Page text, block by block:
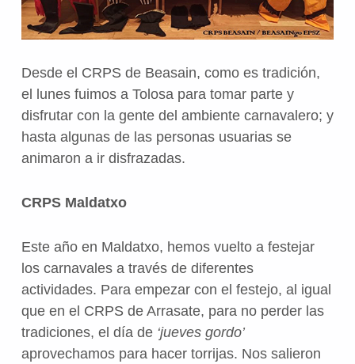
Desde el CRPS de Beasain, como es tradición,
el lunes fuimos a Tolosa para tomar parte y
disfrutar con la gente del ambiente carnavalero; y
hasta algunas de las personas usuarias se
animaron a ir disfrazadas.
CRPS Maldatxo
Este año en Maldatxo, hemos vuelto a festejar
los carnavales a través de diferentes
actividades. Para empezar con el festejo, al igual
que en el CRPS de Arrasate, para no perder las
tradiciones, el día de ‘jueves gordo’
aprovechamos para hacer torrijas. Nos salieron